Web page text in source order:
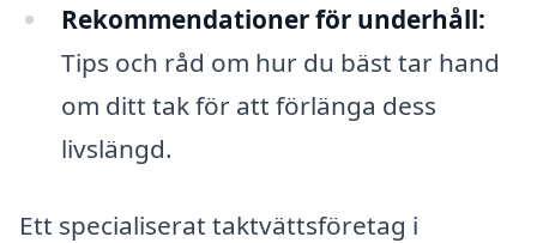
Rekommendationer för underhåll:
Tips och råd om hur du bäst tar hand
om ditt tak för att förlänga dess
livslängd.
Ett specialiserat taktvättsföretag i